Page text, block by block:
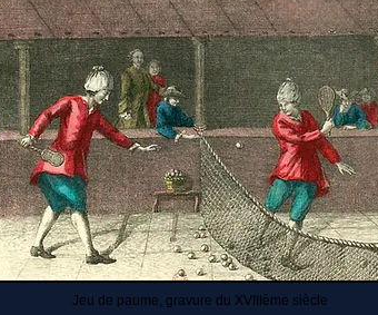
Jeu de paume, gravure du XVIIIème siècle